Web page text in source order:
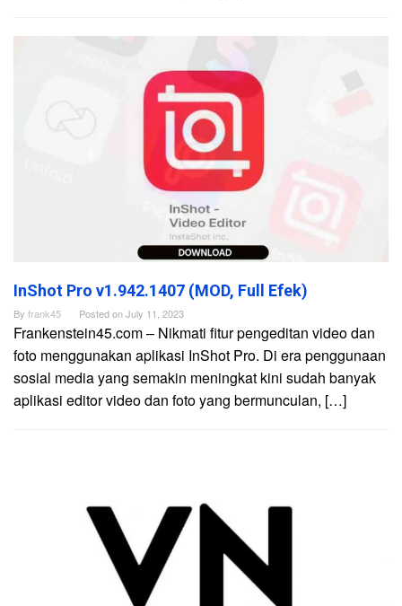
InShot Pro v1.942.1407 (MOD, Full Efek)
By frank45 Posted onJuly 11, 2023
Frankenstein45.com – Nikmati fitur pengeditan video dan
foto menggunakan aplikasi InShot Pro. Di era penggunaan
sosial media yang semakin meningkat kini sudah banyak
aplikasi editor video dan foto yang bermunculan, […]